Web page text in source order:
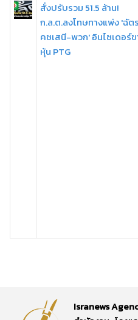
สั่งปรับรวม 51.5 ล้าน!
ก.ล.ต.ลงโทษทางแพ่ง 'ฉัต
คชเสนี-พวก' อินไซเดอร์
หุ้น PTG
Isranews